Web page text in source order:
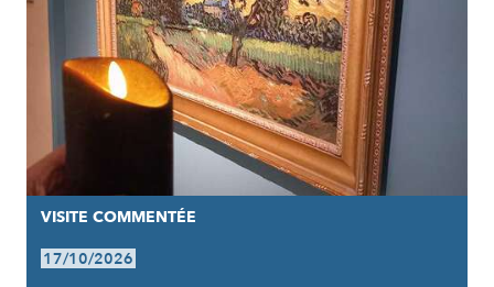
VISITE COMMENTÉE
17/10/2026